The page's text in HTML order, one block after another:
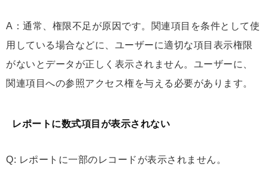
A：通常、権限不足が原因です。関連項目を条件として使
用している場合などに、ユーザーに適切な項目表示権限
がないとデータが正しく表示されません。ユーザーに、
関連項目への参照アクセス権を与える必要があります。
レポートに数式項目が表示されない
Q: レポートに一部のレコードが表示されません。